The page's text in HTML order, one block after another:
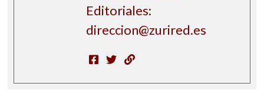
Editoriales:
direccion@zurired.es